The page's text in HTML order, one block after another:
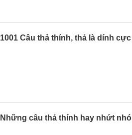
1001 Câu thả thính, thả là dính
Những câu thả thính hay nhứt